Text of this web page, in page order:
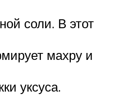
соли. В этот
махру и
уксуса.